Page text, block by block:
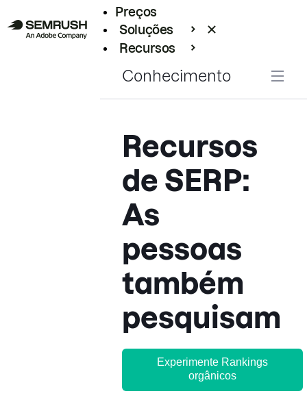
Preços
Soluções
Recursos
Conhecimento
Recursos
de SERP:
As
pessoas
também
pesquisam
Experimente Rankings
orgânicos